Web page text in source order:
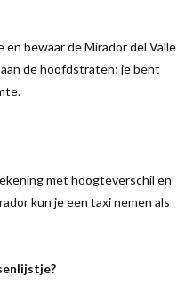
bewaar de Mirador del Valle
de hoofdstraten; je bent
met hoogteverschil en
kun je een taxi nemen als